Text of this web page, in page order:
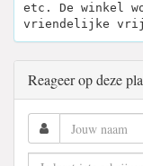
etc. De winkel
vriendelijke
Reageer op deze